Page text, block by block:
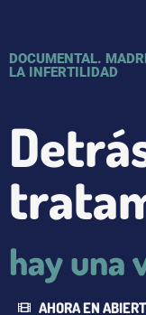
DOCUMENTAL.
LA INFERTILIDAD
hay una
AHORA EN